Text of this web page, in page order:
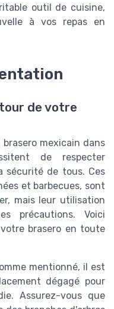
outil de cuisine,
à vos repas en
de votre
mexicain dans
de respecter
sécurité de tous. Ces
et barbecues, sont
mais leur utilisation
précautions. Voici
brasero en toute
mentionné, il est
dégagé pour
Assurez-vous que